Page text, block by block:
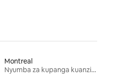
Montreal
Nyumba za kupanga kuanzia mwezi mmoja